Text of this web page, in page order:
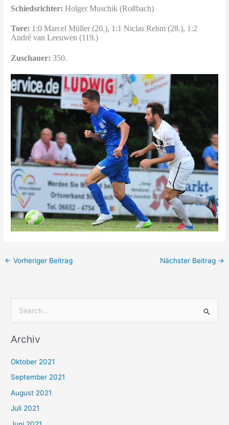
Schiedsrichter: Holger Muschik (Roßbach)
Tore: 1:0 Marcel Müller (20.), 1:1 Niclas Rehm (28.), 1:2
André van Leeuwen (119.)
Zuschauer: 350.
← Vorheriger Beitrag Nächster Beitrag →
c
n
n
a
c
Archiv
Oktober 2021
September 2021
August 2021
Juli 2021